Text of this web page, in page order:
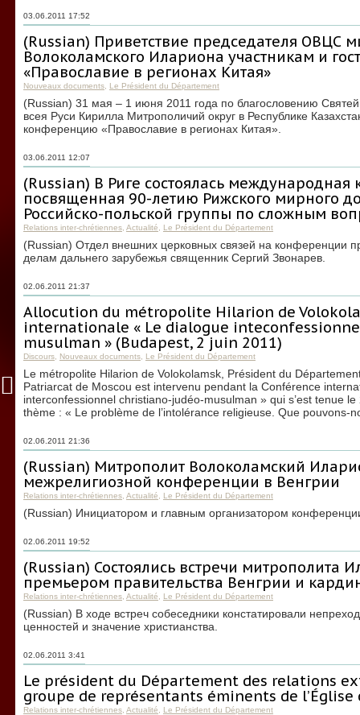
03.06.2011 17:52
(Russian) Приветствие председателя ОВЦС
Волоколамского Илариона участникам и
«Православие в регионах Китая»
Nouveaux documents Le Président du Département
(Russian) 31 мая – 1 июня 2011 года по благословению
всея Руси Кирилла Митрополичий округ в Республике
конференцию «Православие в регионах Китая».
03.06.2011 12:07
(Russian) В Риге состоялась международная
посвященная 90-летию Рижского мирного
Российско-польской группы по сложным
Relations inter-chrétiennes Actualité Le Président du Département
(Russian) Отдел внешних церковных связей на конференции
делам дальнего зарубежья священник Сергий Звонарев.
02.06.2011 21:37
Allocution du métropolite Hilarion de
internationale « Le dialogue
musulman » (Budapest, 2 juin 2011)
Discours Nouveaux documents Le Président du Département
Le métropolite Hilarion de Volokolamsk, Président du
Patriarcat de Moscou est intervenu pendant la Conférence
interconfessionnel christiano-judéo-musulman » qui s’est tenue
thème : « Le problème de l’intolérance religieuse. Que pouvons-
02.06.2011 21:36
(Russian) Митрополит Волоколамский
межрелигиозной конференции в Венгрии
Relations inter-chrétiennes Actualité Le Président du Département
(Russian) Инициатором и главным организатором
02.06.2011 19:52
(Russian) Состоялись встречи митрополита
премьером правительства Венгрии и
Relations inter-chrétiennes Actualité Le Président du Département
(Russian) В ходе встреч собеседники констатировали
ценностей и значение христианства.
02.06.2011 3:41
Le président du Département des relations
groupe de représentants éminents de
Relations inter-chrétiennes Actualité Le Président du Département